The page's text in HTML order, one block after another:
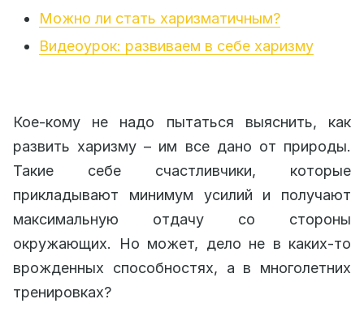
Можно ли стать харизматичным?
Видеоурок: развиваем в себе харизму
Кое-кому не надо пытаться выяснить, как
развить харизму – им все дано от природы.
Такие себе счастливчики, которые
прикладывают минимум усилий и получают
максимальную отдачу со стороны
окружающих. Но может, дело не в каких-то
врожденных способностях, а в многолетних
тренировках?